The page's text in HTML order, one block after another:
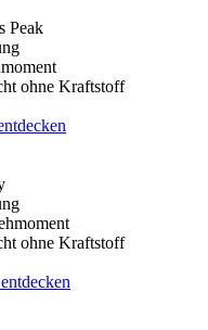
Peak
ohne Kraftstoff
ohne Kraftstoff